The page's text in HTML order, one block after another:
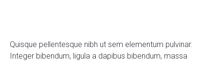
Quisque pellentesque nibh ut sem elementum pulvinar.
Integer bibendum, ligula a dapibus bibendum, massa